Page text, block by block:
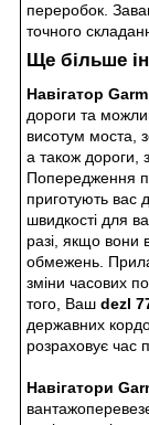
переробок.
точного
Ще більше
Навігатор
дороги та
висотум моста,
а також дороги,
Попередження
приготують
швидкості для
разі, якщо вони
обмежень.
зміни часових
того, Ваш dezl
державних
розраховує час
Навігатори